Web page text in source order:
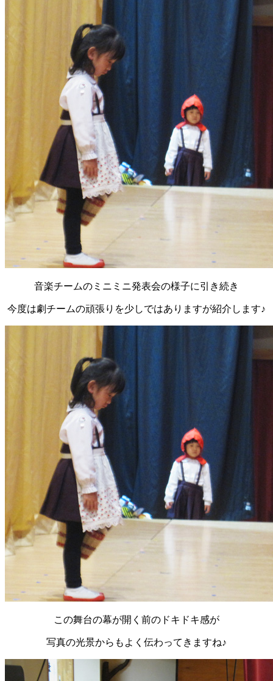
音楽チームのミニミニ発表会の様子に引き続き
今度は劇チームの頑張りを少しではありますが紹介します♪
この舞台の幕が開く前のドキドキ感が
写真の光景からもよく伝わってきますね♪